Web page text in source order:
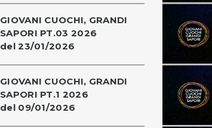
GIOVANI CUOCHI, GRANDI
SAPORI PT.03 2026
del 23/01/2026
GIOVANI CUOCHI, GRANDI
SAPORI PT.1 2026
del 09/01/2026